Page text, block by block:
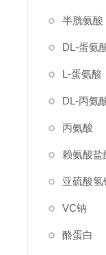
半胱氨酸
DL-蛋氨
L-蛋氨酸
DL-丙氨
丙氨酸
赖氨酸盐
亚硫酸氢
VC钠
酪蛋白